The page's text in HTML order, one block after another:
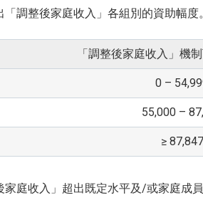
「調整後家庭收入」各組別的資助幅
「調整後家庭收入」機
0 –
55,000 –
≥ 87,847
家庭收入」超出既定水平及/或家庭成